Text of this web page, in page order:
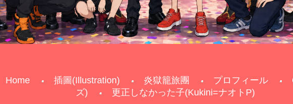
Home 插圖(Illustration) 炎獄籠旅團 プロフィール
ズ)
更正しなかった子(Kukini=ナオトP)